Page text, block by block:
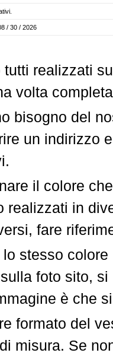
/ 30 / 2026
realizzati
volta
bisogno del
un indirizzo
il colore
realizzati in
fare
stesso
foto sito,
è che
formato del
misura. Se